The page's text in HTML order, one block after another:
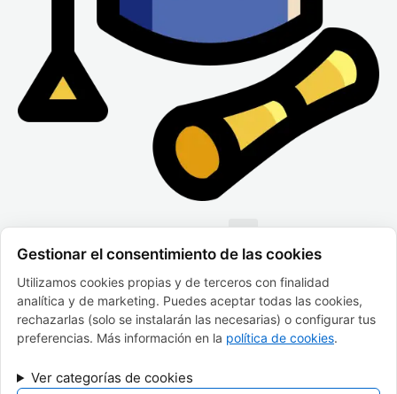
Menu
FINANCIADO POR LA UNIÓN EUROPEA CON EL
PROGRAMA KIT DIGITAL POR LOS FONDOS NEXT
GENERATION (EU) DEL MECANISMO DE RECUPERACIÓN
Y RESILENCIA
Gestionar el consentimiento de las cookies
Utilizamos cookies propias y de terceros con finalidad
analítica y de marketing. Puedes aceptar todas las cookies,
rechazarlas (solo se instalarán las necesarias) o configurar tus
preferencias. Más información en la política de cookies.
Ver categorías de cookies